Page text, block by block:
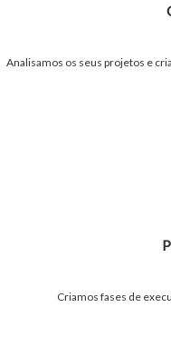
Analisamos os seus projetos e
Criamos fases de